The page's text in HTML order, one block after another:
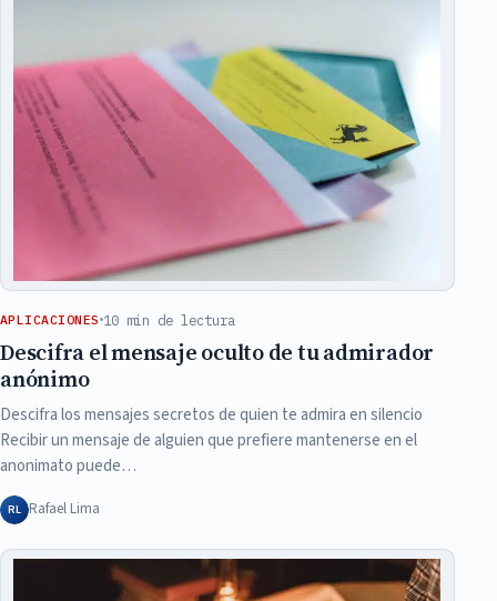
APLICACIONES 10 min de lectura
Descifra el mensaje oculto de tu admirador
anónimo
Descifra los mensajes secretos de quien te admira en silencio
Recibir un mensaje de alguien que prefiere mantenerse en el
anonimato puede…
RL Rafael Lima